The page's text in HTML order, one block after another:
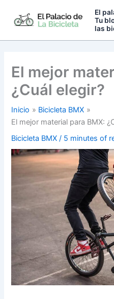
El
Tu
las
El mejor
¿Cuál elegir?
Inicio
Bicicleta BMX
El mejor material para BMX:
Bicicleta BMX / 5 minutes of